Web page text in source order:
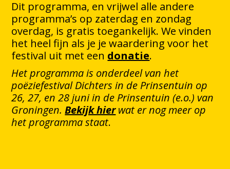
Dit programma, en vrijwel alle andere
programma’s op zaterdag en zondag
overdag, is gratis toegankelijk. We vinden
het heel fijn als je je waardering voor het
festival uit met een donatie.
Het programma is onderdeel van het
poëziefestival Dichters in de Prinsentuin op
26, 27, en 28 juni in de Prinsentuin (e.o.) van
Groningen.Bekijk hierwat er nog meer op
het programma staat.